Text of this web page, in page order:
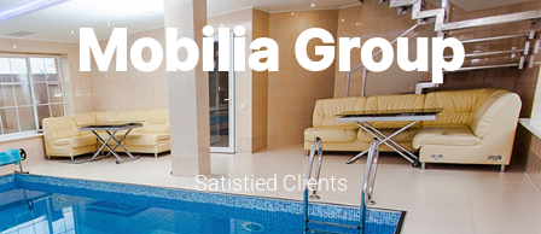
Mobilia Group
Satistied Clients